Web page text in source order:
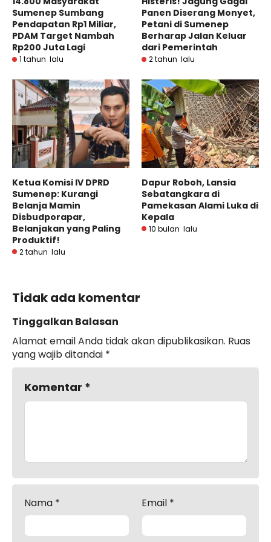
Sumenep Sumbang
Pendapatan Rp1 Miliar,
PDAM Target Nambah
Rp200 Juta Lagi
1 tahun lalu
Panen Diserang Monyet,
Petani di Sumenep
Berharap Jalan Keluar
dari Pemerintah
2 tahun lalu
Ketua Komisi IV DPRD
Sumenep: Kurangi
Belanja Mamin
Disbudporapar,
Belanjakan yang Paling
Produktif!
2 tahun lalu
Dapur Roboh, Lansia
Sebatangkara di
Pamekasan Alami Luka di
Kepala
10 bulan lalu
Tidak ada komentar
Tinggalkan Balasan
Alamat email Anda tidak akan dipublikasikan. Ruas
yang wajib ditandai *
Komentar *
Nama * Email *